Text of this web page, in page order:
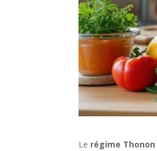
Le régime Thonon